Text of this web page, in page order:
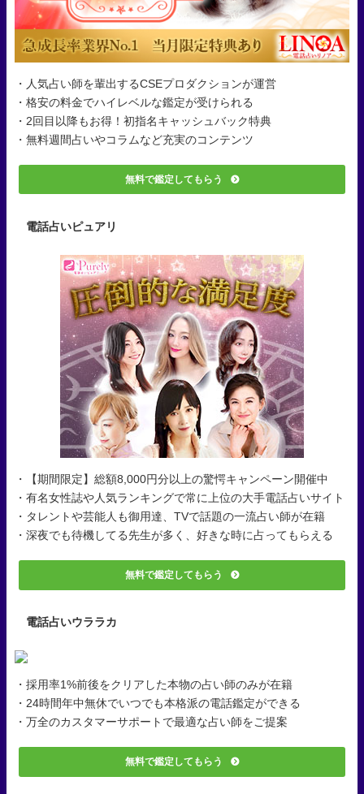
・人気占い師を輩出するCSEプロダクションが運営
・格安の料金でハイレベルな鑑定が受けられる
・2回目以降もお得！初指名キャッシュバック特典
・無料週間占いやコラムなど充実のコンテンツ
無料で鑑定してもらう
電話占いピュアリ
・【期間限定】総額8,000円分以上の驚愕キャンペーン開催中
・有名女性誌や人気ランキングで常に上位の大手電話占いサイト
・タレントや芸能人も御用達、TVで話題の一流占い師が在籍
・深夜でも待機してる先生が多く、好きな時に占ってもらえる
無料で鑑定してもらう
電話占いウララカ
・採用率1%前後をクリアした本物の占い師のみが在籍
・24時間年中無休でいつでも本格派の電話鑑定ができる
・万全のカスタマーサポートで最適な占い師をご提案
無料で鑑定してもらう